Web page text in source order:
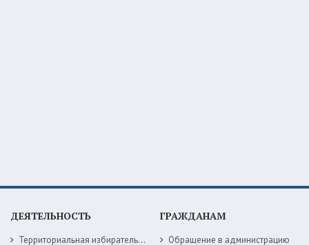
ДЕЯТЕЛЬНОСТЬ
Территориальная избирательная комиссия
ГРАЖДАНАМ
Обращение в администрацию